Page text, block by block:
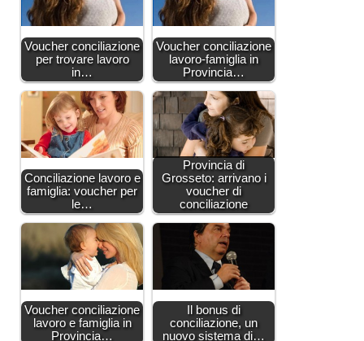
Voucher conciliazione
per trovare lavoro
in…
Voucher conciliazione
lavoro-famiglia in
Provincia…
Conciliazione lavoro e
famiglia: voucher per
le…
Provincia di
Grosseto: arrivano i
voucher di
conciliazione
Voucher conciliazione
lavoro e famiglia in
Provincia…
Il bonus di
conciliazione, un
nuovo sistema di…